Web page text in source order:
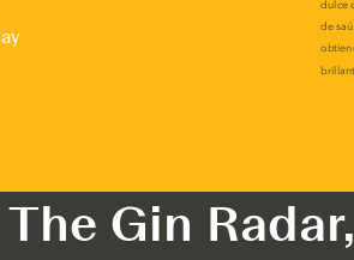
The Gin Radar,